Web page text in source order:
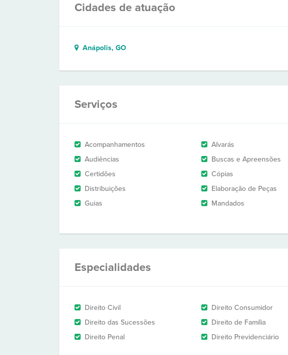
Cidades de atuação
Anápolis, GO
Serviços
Acompanhamentos Alvarás
Audiências
Buscas e Apreensões
Certidões
Cópias
Distribuições
Elaboração de Peças
Guias
Mandados
Especialidades
Direito Civil Direito Consumidor
Direito das Sucessões
Direito de Família
Direito Penal
Direito Previdenciário